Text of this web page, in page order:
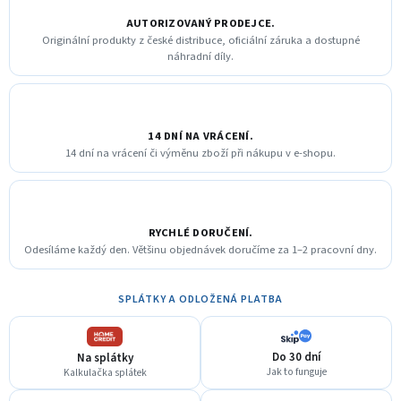
AUTORIZOVANÝ PRODEJCE.
Originální produkty z české distribuce, oficiální záruka a dostupné
náhradní díly.
14 DNÍ NA VRÁCENÍ.
14 dní na vrácení či výměnu zboží při nákupu v e-shopu.
RYCHLÉ DORUČENÍ.
Odesíláme každý den. Většinu objednávek doručíme za 1–2 pracovní dny.
SPLÁTKY A ODLOŽENÁ PLATBA
Na splátky
Kalkulačka splátek
Do 30 dní
Jak to funguje